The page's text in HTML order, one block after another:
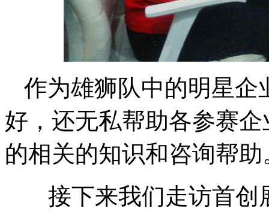
作为雄狮队中的明星企
好，还无私帮助各参赛
的相关的知识和咨询帮助
接下来我们走访首创